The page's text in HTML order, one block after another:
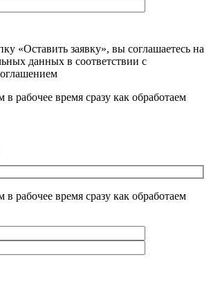
«Оставить заявку», вы соглашаетесь на
данных в соответствии с
рабочее время сразу как обработаем
рабочее время сразу как обработаем